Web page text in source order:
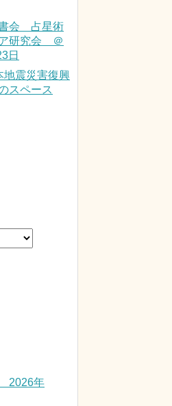
書会 占星術
研究会 ＠
日
地震災害復興
スペース
2026年